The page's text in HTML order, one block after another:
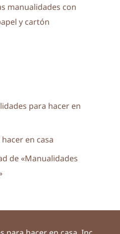
manualidades con
y cartón
para hacer en
en casa
de «Manualidades